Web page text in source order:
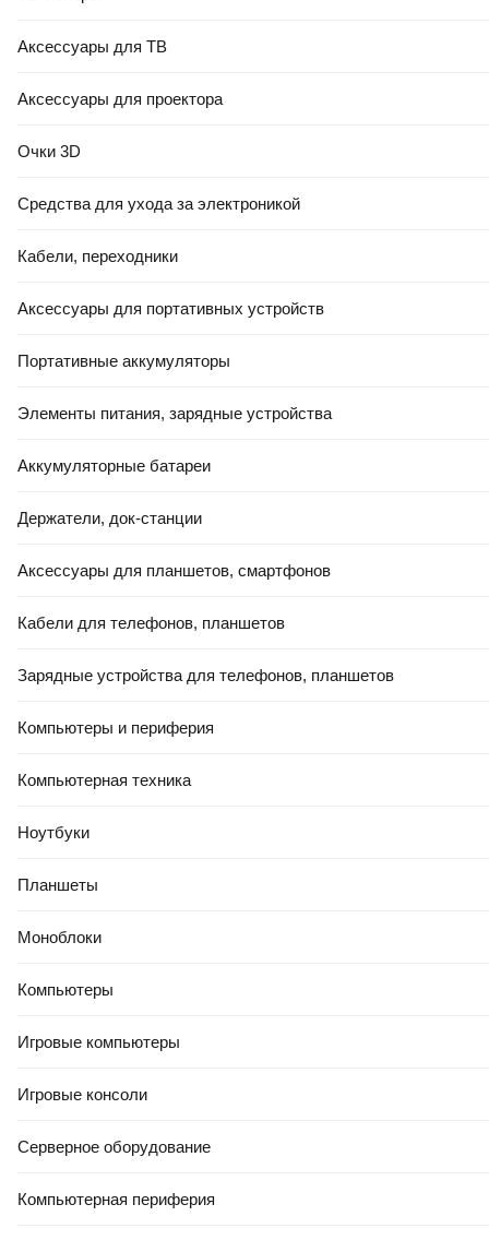
Аксессуары для ТВ
Аксессуары для проектора
Очки 3D
Средства для ухода за электроникой
Кабели, переходники
Аксессуары для портативных устройств
Портативные аккумуляторы
Элементы питания, зарядные устройства
Аккумуляторные батареи
Держатели, док-станции
Аксессуары для планшетов, смартфонов
Кабели для телефонов, планшетов
Зарядные устройства для телефонов, планшетов
Компьютеры и периферия
Компьютерная техника
Ноутбуки
Планшеты
Моноблоки
Компьютеры
Игровые компьютеры
Игровые консоли
Серверное оборудование
Компьютерная периферия